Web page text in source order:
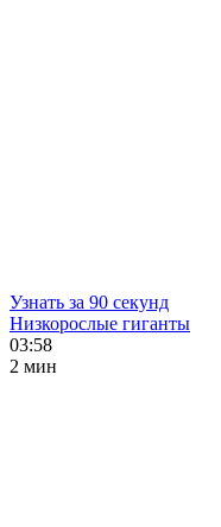
Узнать за 90 секунд
Низкорослые гиганты
03:58
2 мин